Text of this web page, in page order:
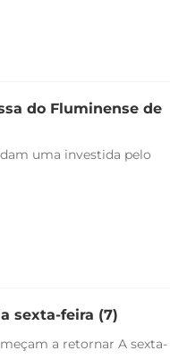
do Fluminense de
uma investida pelo
sexta-feira (7)
a retornar A sexta-